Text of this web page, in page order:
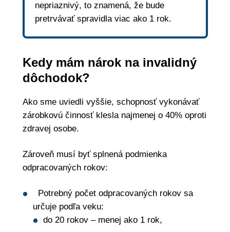
nepriaznivý, to znamená, že bude
pretrvávať spravidla viac ako 1 rok.
Kedy mám nárok na invalidný
dôchodok?
Ako sme uviedli vyššie, schopnosť vykonávať
zárobkovú činnosť klesla najmenej o 40% oproti
zdravej osobe.
Zároveň musí byť splnená podmienka
odpracovaných rokov:
Potrebný počet odpracovaných rokov sa
určuje podľa veku:
do 20 rokov – menej ako 1 rok,